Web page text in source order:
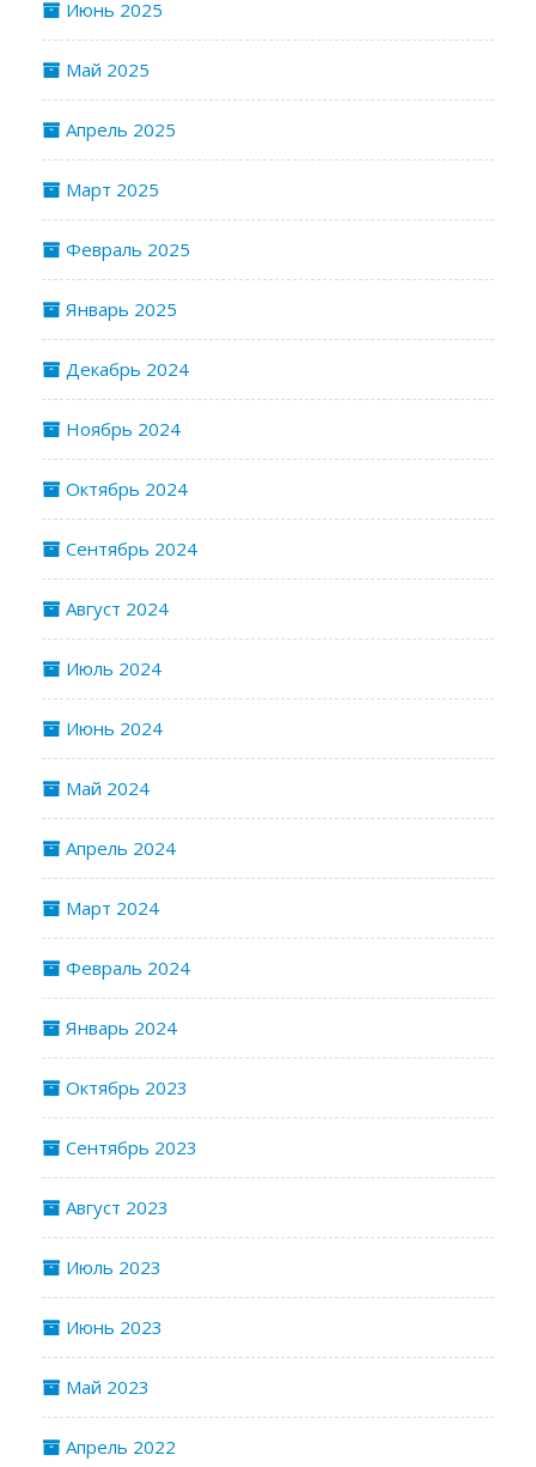
Июнь 2025
Май 2025
Апрель 2025
Март 2025
Февраль 2025
Январь 2025
Декабрь 2024
Ноябрь 2024
Октябрь 2024
Сентябрь 2024
Август 2024
Июль 2024
Июнь 2024
Май 2024
Апрель 2024
Март 2024
Февраль 2024
Январь 2024
Октябрь 2023
Сентябрь 2023
Август 2023
Июль 2023
Июнь 2023
Май 2023
Апрель 2022